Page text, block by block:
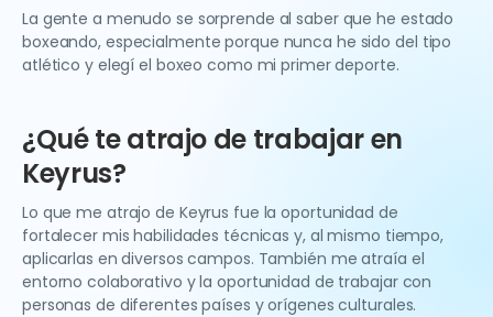
La gente a menudo se sorprende al saber que he estado
boxeando, especialmente porque nunca he sido del tipo
atlético y elegí el boxeo como mi primer deporte.
¿Qué te atrajo de trabajar en
Keyrus?
Lo que me atrajo de Keyrus fue la oportunidad de
fortalecer mis habilidades técnicas y, al mismo tiempo,
aplicarlas en diversos campos. También me atraía el
entorno colaborativo y la oportunidad de trabajar con
personas de diferentes países y orígenes culturales.